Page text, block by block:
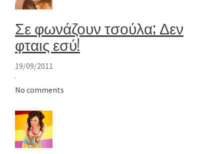
Σε φωνάζουν τσούλα; Δεν
φταις εσύ!
19/09/2011
·
No comments